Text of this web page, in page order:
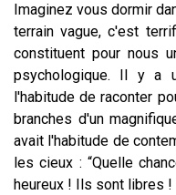
Imaginez vous dormir
terrain vague, c'est
constituent pour nous
psychologique. Il y a
l'habitude de raconter
branches d'un
avait l'habitude de
les cieux : “Quelle
heureux ! Ils sont libres